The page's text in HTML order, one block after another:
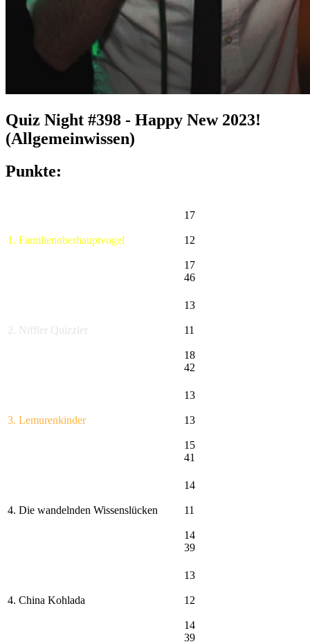
Quiz Night #398 - Happy New 2023!
(Allgemeinwissen)
Punkte:
1. Familienoberhauptvogel
17
12
17
46
2. Niffler Quizzler
13
11
18
42
3. Lemurenkinder
13
13
15
41
4. Die wandelnden Wissenslücken
14
11
14
39
4. China Kohlada
13
12
14
39